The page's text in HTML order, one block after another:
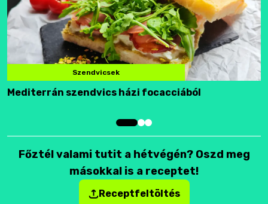
Szendvicsek
Mediterrán szendvics házi focacciából
Főztél valami tutit a hétvégén? Oszd meg
másokkal is a receptet!
Receptfeltöltés